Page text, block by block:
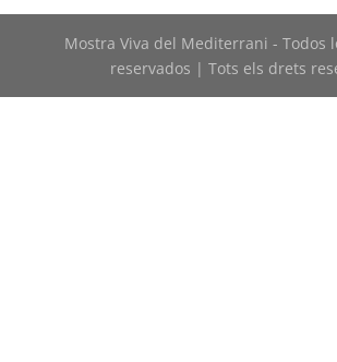
Mostra Viva del Mediterrani - Todos
reservados | Tots els drets